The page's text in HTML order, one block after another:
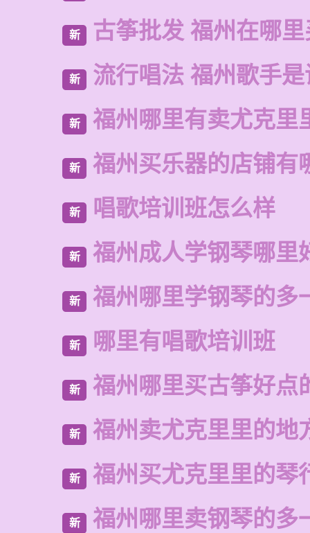
新 古筝批发 福州在哪
新 流行唱法 福州歌手
新 福州哪里有卖尤克里
新 福州买乐器的店铺有
新 唱歌培训班怎么样
新 福州成人学钢琴哪里
新 福州哪里学钢琴的多
新 哪里有唱歌培训班
新 福州哪里买古筝好点
新 福州卖尤克里里的地
新 福州买尤克里里的琴
新 福州哪里卖钢琴的多